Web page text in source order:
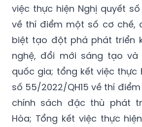
việc thực hiện Nghị quyết số
về thí điểm một số cơ chế,
biệt tạo đột phá phát triển
nghệ, đổi mới sáng tạo và
quốc gia; tổng kết việc thực
số 55/2022/QH15 về thí
chính sách đặc thù phát
Hòa; Tổng kết việc thực